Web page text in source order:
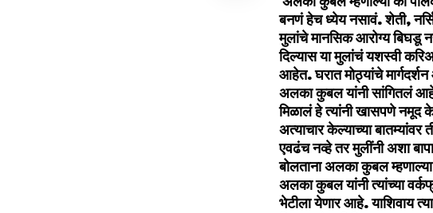
बनणं हेच ध्येय नसावं. शेती,
मुलांचे मानसिक आरोग्य बिघडू
दिल्यास या मुलांचं यशस्वी
आहेत. घरात मोठ्यांचे
अलका कुबल यांनी सांगितलं
मिळालं हे त्यांनी खासपणे
अत्याचार केल्याच्या बातम्यांवर
एवढंच नव्हे तर मुलींनी अशा
बोलताना अलका कुबल
अलका कुबल यांनी त्यांच्या
भेटीला येणार आहे. याशिवाय